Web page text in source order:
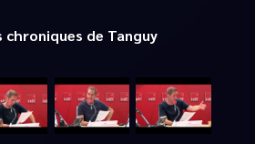
chroniques de Tanguy